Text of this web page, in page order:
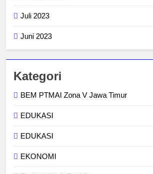
Juli 2023
Juni 2023
Kategori
BEM PTMAI Zona V Jawa Timur
EDUKASI
EDUKASI
EKONOMI